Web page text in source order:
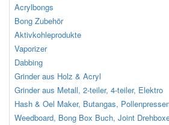
Acrylbongs
Bong Zubehör
Aktivkohleprodukte
Vaporizer
Dabbing
Grinder aus Holz & Acryl
Grinder aus Metall, 2-teiler, 4-teiler, Elektro
Hash & Oel Maker, Butangas,
Weedboard, Bong Box Buch, Joint